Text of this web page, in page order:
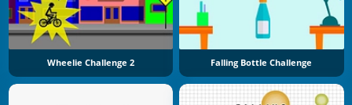
Wheelie Challenge 2 Falling Bottle Challenge